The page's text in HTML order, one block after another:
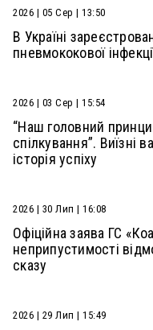
2026 | 05 Сер | 13:50
В Україні
пневмококової
2026 | 03 Сер | 15:54
“Наш головний
спілкування”. Виїзні
історія успіху
2026 | 30 Лип | 16:08
Офіційна заява ГС
неприпустимості
сказу
2026 | 29 Лип | 15:49